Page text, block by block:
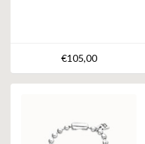
€105,00